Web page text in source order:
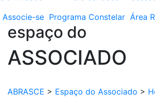
Associe-se Programa Constelar Área
espaço do
ASSOCIADO
ABRASCE > Espaço do Associado >